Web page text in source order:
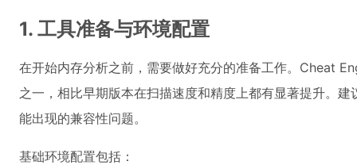
1. 工具准备与环境配置
在开始内存分析之前，需要做好充分的准备工作。Cheat
之一，相比早期版本在扫描速度和精度上都有显著提升。
能出现的兼容性问题。
基础环境配置包括：